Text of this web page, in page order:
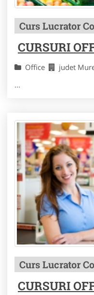
Curs Lucrator
CURSURI
Office judet
...
Curs Lucrator
CURSURI